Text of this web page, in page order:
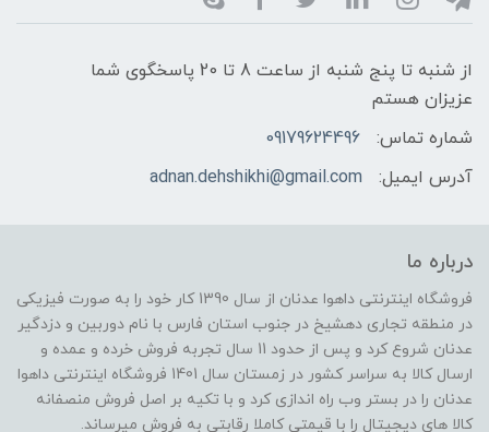
از شنبه تا پنج شنبه از ساعت 8 تا 20 پاسخگوی شما
عزیزان هستم
شماره تماس:
09179624496
آدرس ایمیل:
adnan.dehshikhi@gmail.com
درباره ما
فروشگاه اینترنتی داهوا عدنان از سال 1390 کار خود را به صورت فیزیکی
در منطقه تجاری دهشیخ در جنوب استان فارس با نام دوربین و دزدگیر
عدنان شروع کرد و پس از حدود 11 سال تجربه فروش خرده و عمده و
ارسال کالا به سراسر کشور در زمستان سال 1401 فروشگاه اینترنتی داهوا
عدنان را در بستر وب راه اندازی کرد و با تکیه بر اصل فروش منصفانه
کالا های دیجیتال را با قیمتی کاملا رقابتی به فروش میرساند.